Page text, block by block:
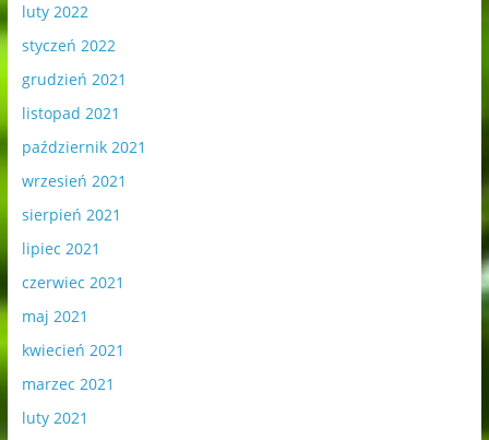
luty 2022
styczeń 2022
grudzień 2021
listopad 2021
październik 2021
wrzesień 2021
sierpień 2021
lipiec 2021
czerwiec 2021
maj 2021
kwiecień 2021
marzec 2021
luty 2021